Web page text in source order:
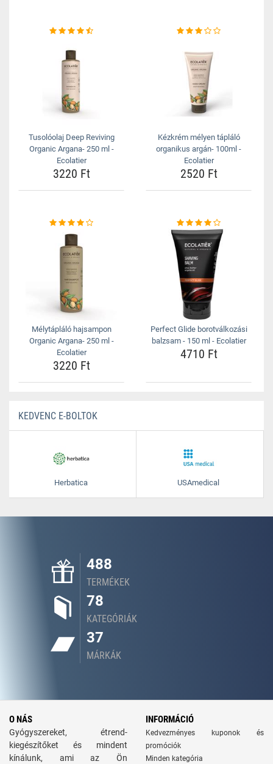
Tusolóolaj Deep Reviving
Organic Argana- 250 ml -
Ecolatier
3220 Ft
Kézkrém mélyen tápláló
organikus argán- 100ml -
Ecolatier
2520 Ft
Mélytápláló hajsampon
Organic Argana- 250 ml -
Ecolatier
3220 Ft
Perfect Glide borotválkozási
balzsam - 150 ml - Ecolatier
4710 Ft
KEDVENC E-BOLTOK
Herbatica USAmedical
488
TERMÉKEK
78
KATEGÓRIÁK
37
MÁRKÁK
O NÁS
Gyógyszereket, étrend-
kiegészítőket és mindent
kínálunk, ami az Ön
INFORMÁCIÓ
Kedvezményes kuponok és
promóciók
Minden kategória